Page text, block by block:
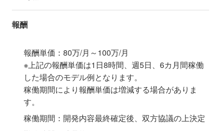
報酬
報酬単価：80万/月～100万/月
※上記の報酬単価は1日8時間、週5日、6カ月間稼働
した場合のモデル例となります。
稼働期間により報酬単価は増減する場合がありま
す。
稼働期間：開発内容最終確定後、双方協議の上決定